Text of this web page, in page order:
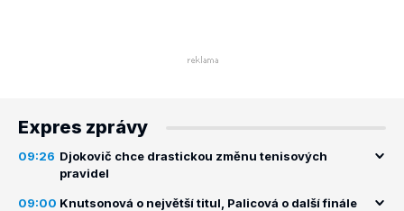
Expres zprávy
09:26 Djokovič chce drastickou změnu tenisových
pravidel
09:00 Knutsonová o největší titul, Palicová o další finále